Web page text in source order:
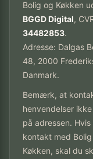
Bolig og Køkken
BGGD Digital,
34482853.
Adresse: Dalgas
48, 2000
Danmark.
Bemærk, at
henvendelser
på adressen.
kontakt med
Køkken, skal du